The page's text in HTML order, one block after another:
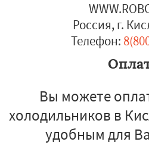
Россия, г.
Телефон:
Вы можете
холодильников в
удобным для